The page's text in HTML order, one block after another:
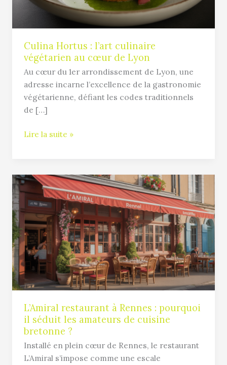
Culina Hortus : l’art culinaire
végétarien au cœur de Lyon
Au cœur du 1er arrondissement de Lyon, une
adresse incarne l’excellence de la gastronomie
végétarienne, défiant les codes traditionnels
de […]
cœur
Lire la suite »
L’Amiral restaurant à Rennes : pourquoi
il séduit les amateurs de cuisine
bretonne ?
Installé en plein cœur de Rennes, le restaurant
L’Amiral s’impose comme une escale
L’Amiral
restaurant
Rennes
:
pourquoi
il
séduit
les
de
cuisine
bretonne
?